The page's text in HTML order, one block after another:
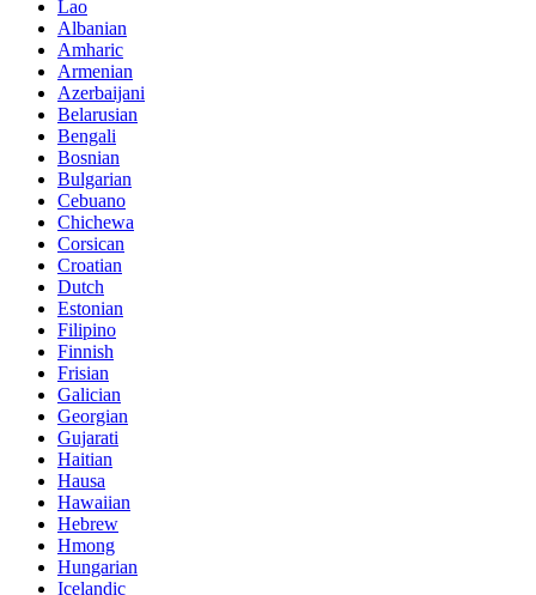
Lao
Albanian
Amharic
Armenian
Azerbaijani
Belarusian
Bengali
Bosnian
Bulgarian
Cebuano
Chichewa
Corsican
Croatian
Dutch
Estonian
Filipino
Finnish
Frisian
Galician
Georgian
Gujarati
Haitian
Hausa
Hawaiian
Hebrew
Hmong
Hungarian
Icelandic